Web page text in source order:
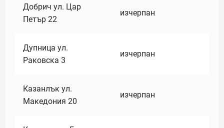
Добрич ул. Цар
Петър 22
изчерпан
Дупница ул.
Раковска 3
изчерпан
Казанлък ул.
Македония 20
изчерпан